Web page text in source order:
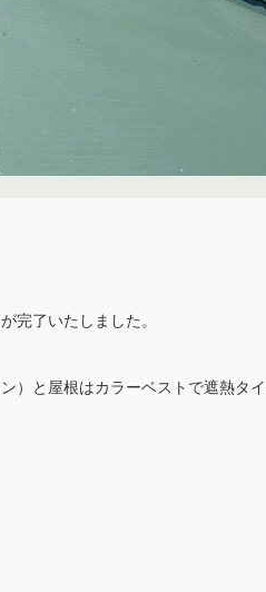
完了いたしました。
）と屋根はカラーベストで遮熱タ